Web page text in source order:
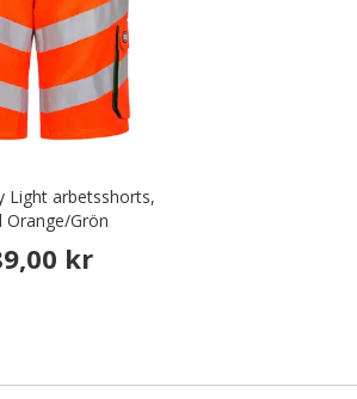
Light arbetsshorts,
Orange/Grön
kr